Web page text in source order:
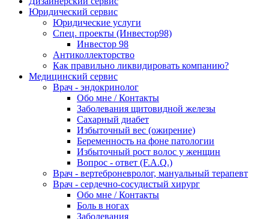
Юридический сервис
Юридические услуги
Спец. проекты (Инвестор98)
Инвестор 98
Антиколлекторство
Как правильно ликвидировать компанию?
Медицинский сервис
Врач - эндокринолог
Обо мне / Контакты
Заболевания щитовидной железы
Сахарный диабет
Избыточный вес (ожирение)
Беременность на фоне патологии
Избыточный рост волос у женщин
Вопрос - ответ (F.A.Q.)
Врач - вертеброневролог, мануальный терапевт
Врач - сердечно-сосудистый хирург
Обо мне / Контакты
Боль в ногах
Заболевания